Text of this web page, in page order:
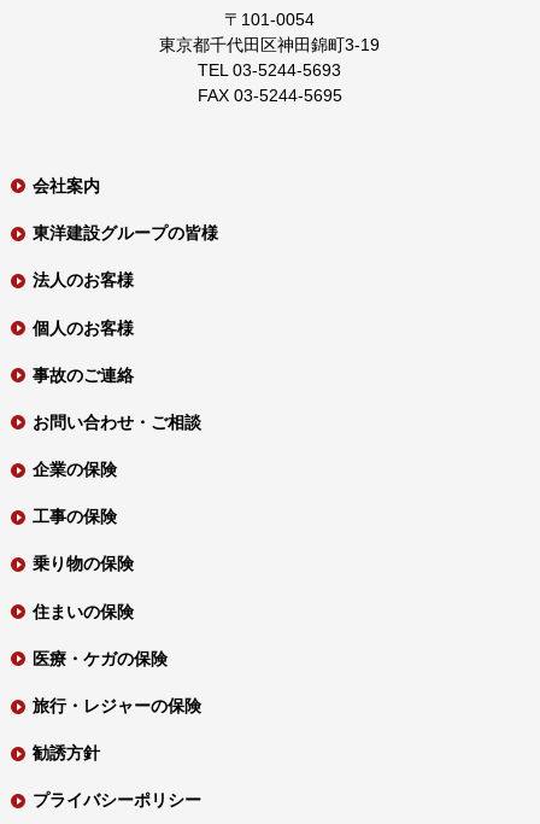
〒101-0054
東京都千代田区神田錦町3-19
TEL 03-5244-5693
FAX 03-5244-5695
会社案内
東洋建設グループの皆様
法人のお客様
個人のお客様
事故のご連絡
お問い合わせ・ご相談
企業の保険
工事の保険
乗り物の保険
住まいの保険
医療・ケガの保険
旅行・レジャーの保険
勧誘方針
プライバシーポリシー